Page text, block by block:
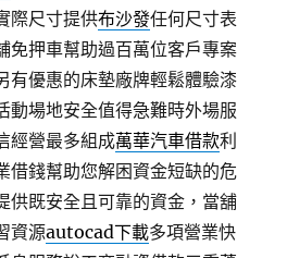
際尺寸提供布沙發任何尺寸表
免押車幫助過百萬位客戶專案
有優惠的床墊廠牌輕鬆體驗漆
動場地安全值得急難時外場服
經營最多組成萬華汽車借款利
借錢幫助您解困資金短缺的危
供既安全且可靠的資金，當舖
資源autocad下載多項營業快